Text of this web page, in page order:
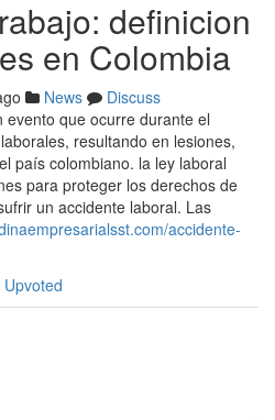
definicion
en Colombia
News
Discuss
evento que ocurre durante el
resultando en lesiones,
país colombiano. la ley laboral
para proteger los derechos de
un accidente laboral. Las
accidente-